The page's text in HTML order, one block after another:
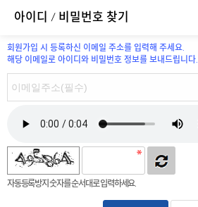
아이디 / 비밀번호 찾기
회원가입 시 등록하신 이메일 주소를 입력해 주세요.
해당 이메일로 아이디와 비밀번호 정보를 보내드립니다.
자동등록방지 숫자를 순서대로 입력하세요.